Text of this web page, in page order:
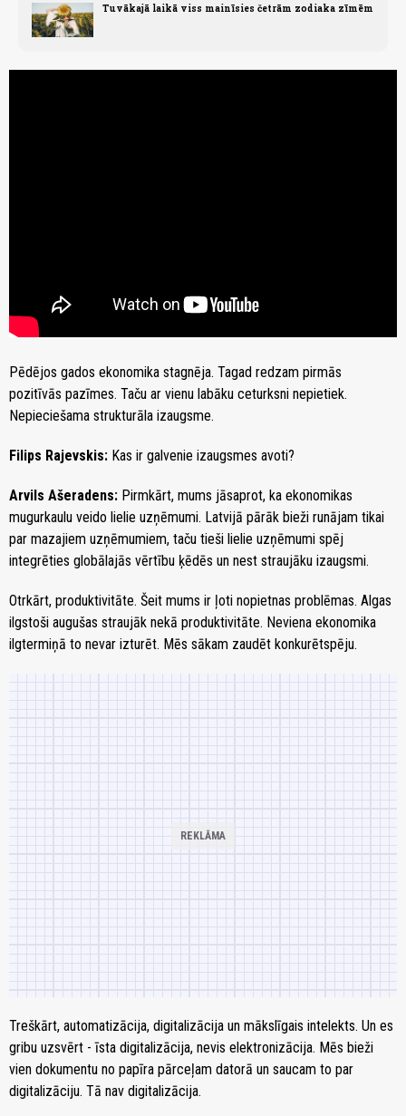
Tuvākajā laikā viss mainīsies četrām zodiaka zīmēm
Pēdējos gados ekonomika stagnēja. Tagad redzam pirmās
pozitīvās pazīmes. Taču ar vienu labāku ceturksni nepietiek.
Nepieciešama strukturāla izaugsme.
Filips Rajevskis: Kas ir galvenie izaugsmes avoti?
Arvils Ašeradens: Pirmkārt, mums jāsaprot, ka ekonomikas
mugurkaulu veido lielie uzņēmumi. Latvijā pārāk bieži runājam tikai
par mazajiem uzņēmumiem, taču tieši lielie uzņēmumi spēj
integrēties globālajās vērtību ķēdēs un nest straujāku izaugsmi.
Otrkārt, produktivitāte. Šeit mums ir ļoti nopietnas problēmas. Algas
ilgstoši augušas straujāk nekā produktivitāte. Neviena ekonomika
ilgtermiņā to nevar izturēt. Mēs sākam zaudēt konkurētspēju.
Treškārt, automatizācija, digitalizācija un mākslīgais intelekts. Un es
gribu uzsvērt - īsta digitalizācija, nevis elektronizācija. Mēs bieži
vien dokumentu no papīra pārceļam datorā un saucam to par
digitalizāciju. Tā nav digitalizācija.